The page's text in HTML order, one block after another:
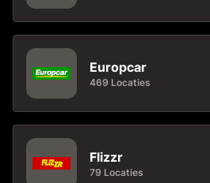
Europcar
469 Locaties
Flizzr
79 Locaties